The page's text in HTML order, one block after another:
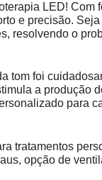
LED!
e precisão.
resolvendo o
tom foi
a
para
tratamentos
opção de